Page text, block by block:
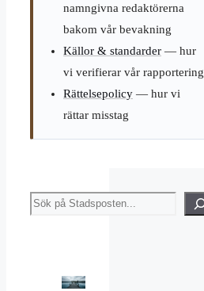
namngivna redaktörerna
bakom vår bevakning
Källor & standarder — hur
vi verifierar vår rapportering
Rättelsepolicy — hur vi
rättar misstag
Sök